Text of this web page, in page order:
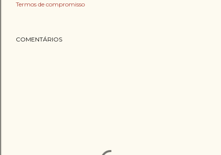
Termos de compromisso
COMENTÁRIOS